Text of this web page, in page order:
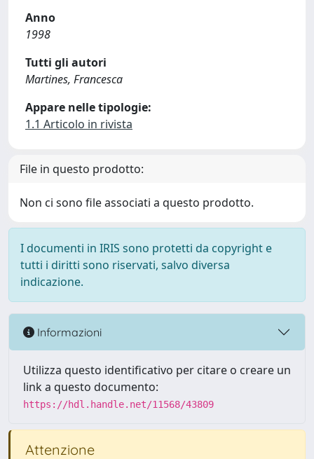
Anno
1998
Tutti gli autori
Martines, Francesca
Appare nelle tipologie:
1.1 Articolo in rivista
File in questo prodotto:
Non ci sono file associati a questo prodotto.
I documenti in IRIS sono protetti da copyright e
tutti i diritti sono riservati, salvo diversa
indicazione.
Informazioni
Utilizza questo identificativo per citare o creare un
link a questo documento:
https://hdl.handle.net/11568/43809
Attenzione